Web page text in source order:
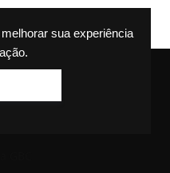
sua experiência
os direitos reservados.
GBC